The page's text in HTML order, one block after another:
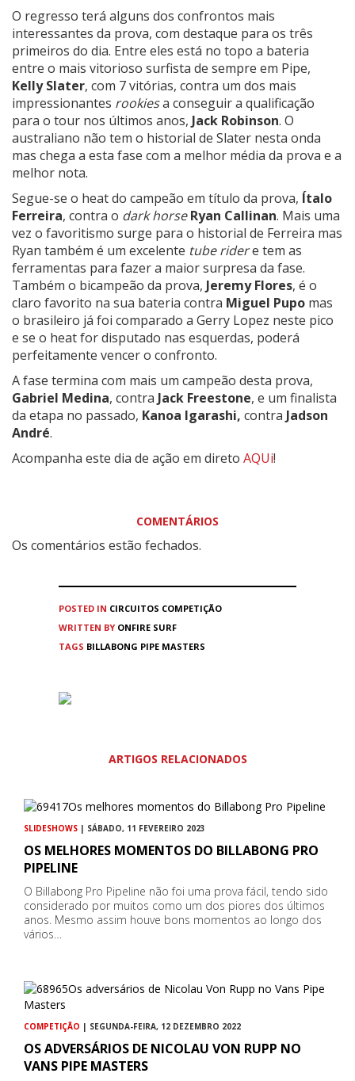
O regresso terá alguns dos confrontos mais
interessantes da prova, com destaque para os três
primeiros do dia. Entre eles está no topo a bateria
entre o mais vitorioso surfista de sempre em Pipe,
Kelly Slater, com 7 vitórias, contra um dos mais
impressionantes rookiesa conseguir a qualificação
para o tour nos últimos anos, Jack Robinson. O
australiano não tem o historial de Slater nesta onda
mas chega a esta fase com a melhor média da prova e a
melhor nota.
Segue-se o heat do campeão em título da prova, Ítalo
Ferreira, contra o dark horse Ryan Callinan. Mais uma
vez o favoritismo surge para o historial de Ferreira mas
Ryan também é um excelente tube ridere tem as
ferramentas para fazer a maior surpresa da fase.
Também o bicampeão da prova, Jeremy Flores, é o
claro favorito na sua bateria contra Miguel Pupo mas
o brasileiro já foi comparado a Gerry Lopez neste pico
e se o heat for disputado nas esquerdas, poderá
perfeitamente vencer o confronto.
A fase termina com mais um campeão desta prova,
Gabriel Medina, contra Jack Freestone, e um finalista
da etapa no passado, Kanoa Igarashi, contra Jadson
André.
Acompanha este dia de ação em direto AQUi!
COMENTÁRIOS
Os comentários estão fechados.
POSTED IN CIRCUITOS COMPETIÇÃO
WRITTEN BY ONFIRE SURF
TAGS BILLABONG PIPE MASTERS
ARTIGOS RELACIONADOS
SLIDESHOWS | SÁBADO, 11 FEVEREIRO 2023
OS MELHORES MOMENTOS DO BILLABONG PRO
PIPELINE
O Billabong Pro Pipeline não foi uma prova fácil, tendo sido
considerado por muitos como um dos piores dos últimos
anos. Mesmo assim houve bons momentos ao longo dos
vários…
COMPETIÇÃO | SEGUNDA-FEIRA, 12 DEZEMBRO 2022
OS ADVERSÁRIOS DE NICOLAU VON RUPP NO
VANS PIPE MASTERS